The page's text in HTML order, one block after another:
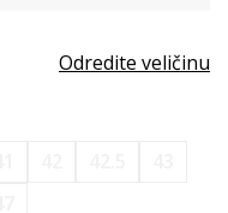
Odredite veličinu